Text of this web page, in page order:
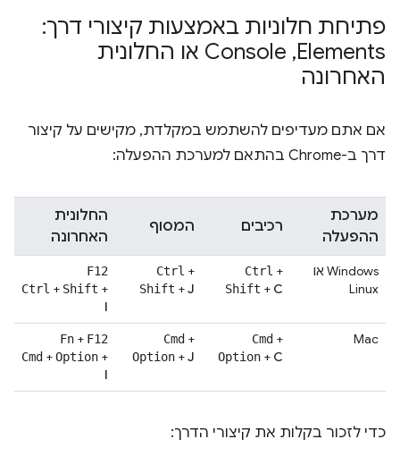
פתיחת חלוניות באמצעות קיצורי דרך:
Elements
,
‏ Console או החלונית
האחרונה
אם אתם מעדיפים להשתמש במקלדת, מקישים על קיצור
דרך ב-Chrome בהתאם למערכת ההפעלה:
מערכת
ההפעלה
רכיבים המסוף
החלונית
האחרונה
Windows או
Linux
Ctrl +
Shift + C
Ctrl +
Shift +J
F12
Ctrl + Shift +
I
Mac
Cmd +
Option + C
Cmd +
Option +J
Fn + F12
Cmd +Option +
I
כדי לזכור בקלות את קיצורי הדרך: